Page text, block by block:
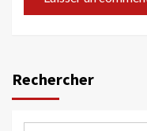
Rechercher